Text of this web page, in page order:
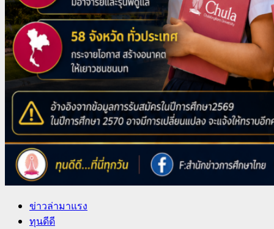
ข่าวล่ามาแรง
ทุนดีดี